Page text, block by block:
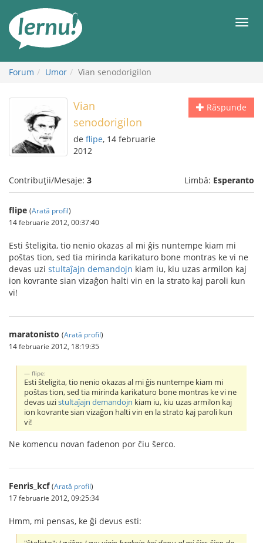
conținut
Forum Umor Vian senodorigilon
Răspunde
Vian
senodorigilon
de flipe, 14 februarie
2012
Contribuții/Mesaje: 3 Limbă: Esperanto
flipe (Arată profil)
14 februarie 2012, 00:37:40
Esti ŝteligita, tio nenio okazas al mi ĝis nuntempe kiam mi
poŝtas tion, sed tia mirinda karikaturo bone montras ke vi ne
devas uzi stultaĵajn demandojn kiam iu, kiu uzas armilon kaj
ion kovrante sian vizaĝon halti vin en la strato kaj paroli kun
vi!
maratonisto (Arată profil)
14 februarie 2012, 18:19:35
flipe:
Esti ŝteligita, tio nenio okazas al mi ĝis nuntempe kiam mi
poŝtas tion, sed tia mirinda karikaturo bone montras ke vi ne
devas uzistultaĵajn demandojn kiam iu, kiu uzas armilon kaj
ion kovrante sian vizaĝon halti vin en la strato kaj paroli kun
vi!
Ne komencu novan fadenon por ĉiu ŝerco.
Fenris_kcf (Arată profil)
17 februarie 2012, 09:25:34
Hmm, mi pensas, ke ĝi devus esti: